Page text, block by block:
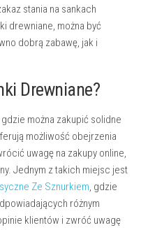
stania na sankach
drewniane, można być
dobrą zabawę, jak i
Drewniane?
można zakupić solidne
możliwość obejrzenia
uwagę na zakupy online,
Jednym z takich miejsc jest
Ze Sznurkiem, gdzie
różnym
klientów i zwróć uwagę